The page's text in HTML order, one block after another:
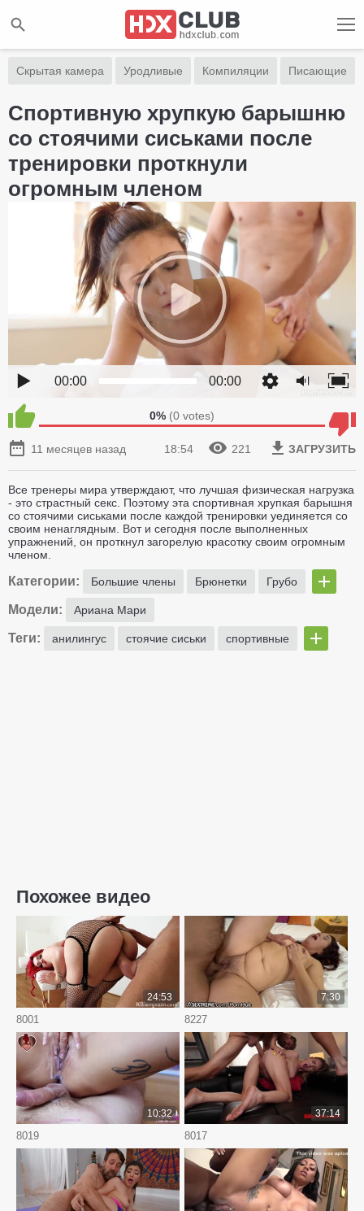
Скрытая камера Уродливые Компиляции Писающие
Спортивную хрупкую барышню
со стоячими сиськами после
тренировки проткнули
огромным членом
00:00 00:00
0% (0 votes)
11 месяцев назад 18:54 221 ЗАГРУЗИТЬ
Все тренеры мира утверждают, что лучшая физическая нагрузка
- это страстный секс. Поэтому эта спортивная хрупкая барышня
со стоячими сиськами после каждой тренировки уединяется со
своим ненаглядным. Вот и сегодня после выполненных
упражнений, он проткнул загорелую красотку своим огромным
членом.
Категории: Большие члены Брюнетки Грубо
Модели: Ариана Мари
Теги: анилингус стоячие сиськи спортивные
Похожее видео
8001
24:53
8227
7:30
8019
10:32
8017
37:14